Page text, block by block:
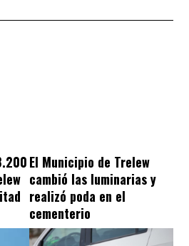
El Municipio de Trelew
cambió las luminarias y
realizó poda en el
cementerio